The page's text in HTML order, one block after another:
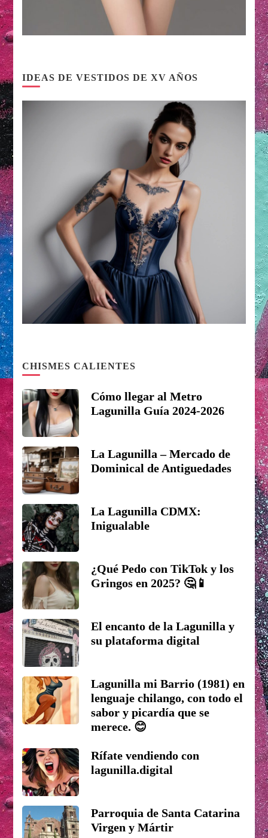
IDEAS DE VESTIDOS DE XV AÑOS
CHISMES CALIENTES
Cómo llegar al Metro
Lagunilla Guía 2024-2026
La Lagunilla – Mercado de
Dominical de Antiguedades
La Lagunilla CDMX:
Inigualable
¿Qué Pedo con TikTok y los
Gringos en 2025? 🤔📱
El encanto de la Lagunilla y
su plataforma digital
Lagunilla mi Barrio (1981) en
lenguaje chilango, con todo el
sabor y picardía que se
merece. 😊
Rífate vendiendo con
lagunilla.digital
Parroquia de Santa Catarina
Virgen y Mártir